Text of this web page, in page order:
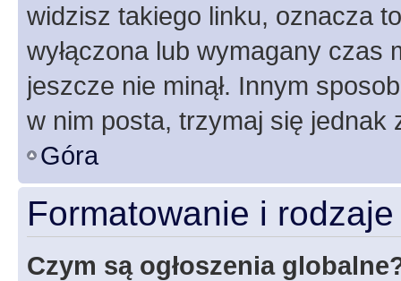
widzisz takiego linku, oznacza
wyłączona lub wymagany czas
jeszcze nie minął. Innym
w nim posta, trzymaj się jednak
Góra
Formatowanie i
Czym są ogłoszenia